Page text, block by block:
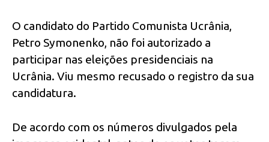
O candidato do Partido Comunista Ucrânia,
Petro Symonenko, não foi autorizado a
participar nas eleições presidenciais na
Ucrânia. Viu mesmo recusado o registro da sua
candidatura.
De acordo com os números divulgados pela